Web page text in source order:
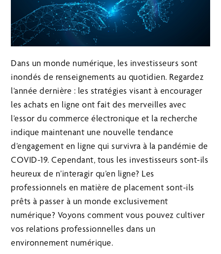
Dans un monde numérique, les investisseurs sont
inondés de renseignements au quotidien. Regardez
l’année dernière : les stratégies visant à encourager
les achats en ligne ont fait des merveilles avec
l’essor du commerce électronique et la recherche
indique maintenant une nouvelle tendance
d’engagement en ligne qui survivra à la pandémie de
COVID-19. Cependant, tous les investisseurs sont-ils
heureux de n’interagir qu’en ligne? Les
professionnels en matière de placement sont-ils
prêts à passer à un monde exclusivement
numérique? Voyons comment vous pouvez cultiver
vos relations professionnelles dans un
environnement numérique.